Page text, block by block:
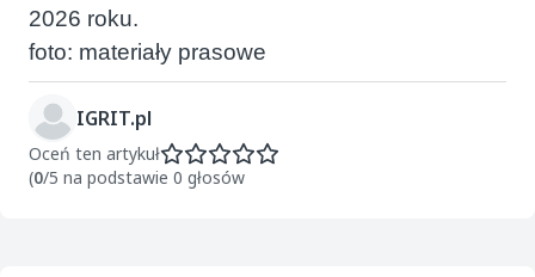
2026 roku.
foto: materiały prasowe
IGRIT.pl
Oceń ten artykuł
(0/5 na podstawie 0 głosów